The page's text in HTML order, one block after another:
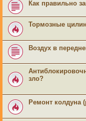
Как правильно
Тормозные
Воздух в
зло?
Ремонт колдуна